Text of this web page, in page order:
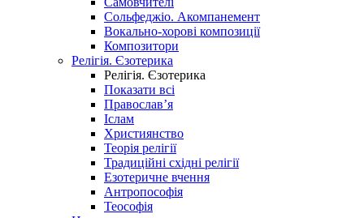
Сольфеджіо. Акомпанемент
Вокально-хорові композиції
Композитори
Релігія. Єзотерика
Релігія. Єзотерика
Показати всі
Православ’я
Іслам
Християнство
Теорія релігії
Традиційні східні релігії
Езотеричне вчення
Антропософія
Теософія